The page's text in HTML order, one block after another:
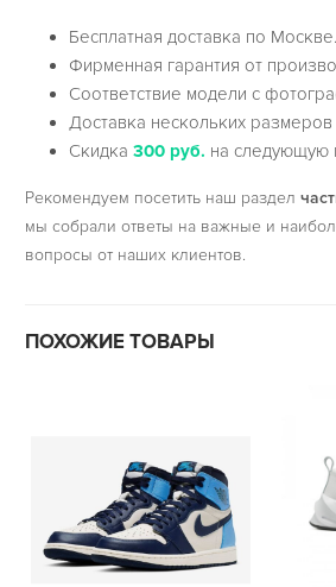
Бесплатная доставка по Москве.
Фирменная гарантия от
Соответствие модели с
Доставка нескольких
Скидка300 руб. на следующую
Рекомендуем посетить наш раздел
мы собрали ответы на важные и
вопросы от наших клиентов.
ПОХОЖИЕ ТОВАРЫ